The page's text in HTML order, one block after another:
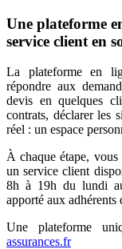
Une plateforme
service client en
La plateforme en
répondre aux
devis en quelques
contrats, déclarer les
réel : un espace
À chaque étape,
un service client
8h à 19h du lundi
apporté aux adhérents
Une plateforme
assurances.fr